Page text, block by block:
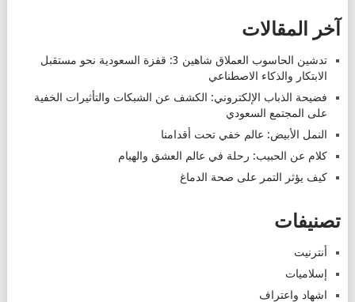
آخر المقالات
تدشين الحاسوب العملاق شاهين 3: قفزة السعودية نحو مستقبل
الابتكار والذكاء الاصطناعي
فضيحة الذباب الإلكتروني: الكشف عن الشبكات والتأثيرات الخفية
على المجتمع السعودي
النمل الأبيض: عالم خفي تحت أقدامنا
كلام عن الحبيب: رحلة في عالم العشق والهيام
كيف يؤثر التمر على صحة الدماغ
تصنيفات
أنترنيت
إسلاميات
اشهاد واعتراف